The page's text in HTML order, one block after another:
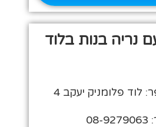
נריה בנות בלוד
פלומניק יעקב 4